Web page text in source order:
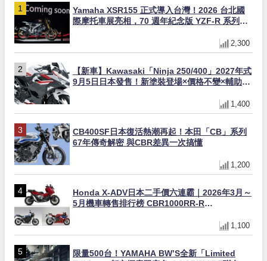
Yamaha XSR155 正式導入台灣！2026 台北國
際摩托車展亮相，70 週年紀念版 YZF-R 系列限
2,300
【新車】Kawasaki「Ninja 250/400」2027年式
9月5日日本發售！新塗裝登場×價格不變×輔助滑
1,400
CB400SF日本復活熱潮再起！本田「CB」系列
67年傳奇解密 與CBR差異一次搞懂
1,200
Honda X-ADV日本二手價六連霸｜2026年3月～
5月機車轉售排行榜 CBR1000RR-R
1,100
限量500台！YAMAHA BW’S全新「Limited